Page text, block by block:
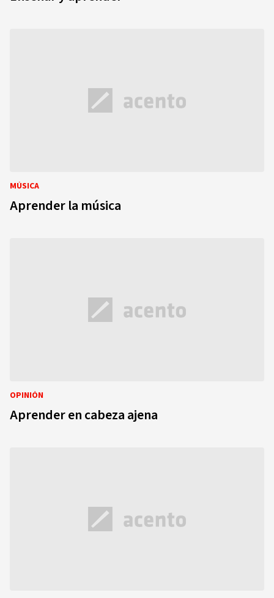
MÚSICA
Aprender la música
OPINIÓN
Aprender en cabeza ajena